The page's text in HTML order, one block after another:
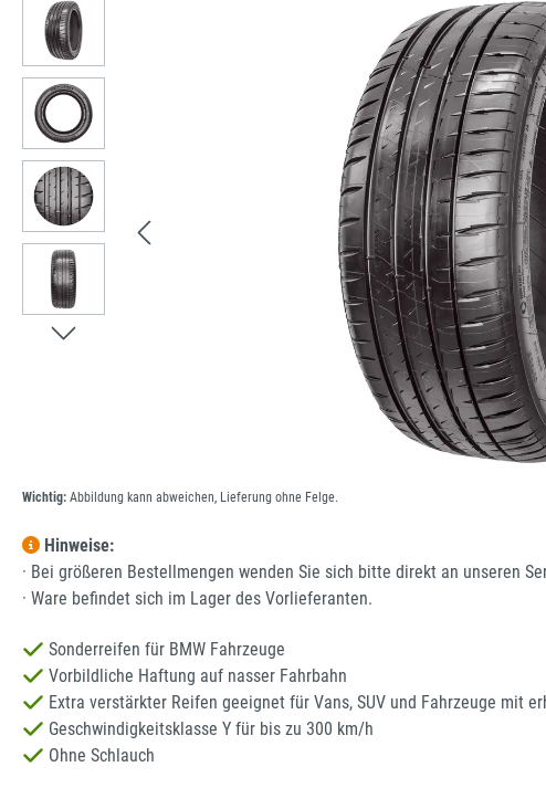
Bildergalerie überspringen
Wichtig: Abbildung kann abweichen, Lieferung ohne Felge.
Hinweise:
· Bei größeren Bestellmengen wenden Sie sich bitte direkt an unseren
· Ware befindet sich im Lager des Vorlieferanten.
Sonderreifen für BMW Fahrzeuge
Vorbildliche Haftung auf nasser Fahrbahn
Extra verstärkter Reifen geeignet für Vans, SUV und Fahrzeuge mit
Geschwindigkeitsklasse Y für bis zu 300 km/h
Ohne Schlauch